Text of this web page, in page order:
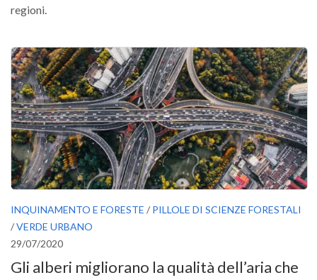
regioni.
INQUINAMENTO E FORESTE / PILLOLE DI SCIENZE FORESTALI
/VERDE URBANO
29/07/2020
Gli alberi migliorano la qualità dell’aria che